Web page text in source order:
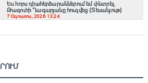
Ես հորս դիшհերձարաններում եմ փնտրել.
Թագուհի Ղազարյանը հուզվեց (Տեսանյութ)
7 Օգոստոս, 2026 13:24